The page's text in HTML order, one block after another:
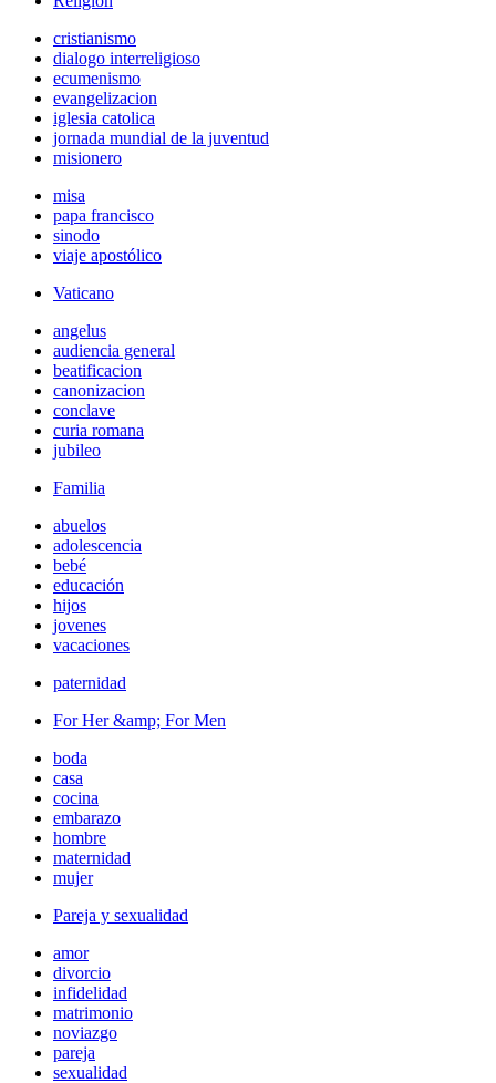
cristianismo
dialogo interreligioso
ecumenismo
evangelizacion
iglesia catolica
jornada mundial de la juventud
misionero
misa
papa francisco
sinodo
viaje apostólico
Vaticano
angelus
audiencia general
beatificacion
canonizacion
conclave
curia romana
jubileo
Familia
abuelos
adolescencia
bebé
educación
hijos
jovenes
vacaciones
paternidad
For Her &amp; For Men
boda
casa
cocina
embarazo
hombre
maternidad
mujer
Pareja y sexualidad
amor
divorcio
infidelidad
matrimonio
noviazgo
pareja
sexualidad